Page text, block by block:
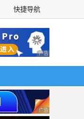
快捷导航
广告 商业广告，理
广告 商业广告，理